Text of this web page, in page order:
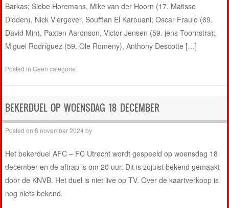
Barkas; Siebe Horemans, Mike van der Hoorn (17. Matisse
Didden), Nick Viergever, Souffian El Karouani; Oscar Fraulo (69.
David Min), Paxten Aaronson, Victor Jensen (59. jens Toornstra);
Miguel Rodríguez (59. Ole Romeny), Anthony Descotte […]
Posted inGeen categorie
BEKERDUEL OP WOENSDAG 18 DECEMBER
Posted on8 november 2024 by
Het bekerduel AFC – FC Utrecht wordt gespeeld op woensdag 18
december en de aftrap is om 20 uur. Dit is zojuist bekend gemaakt
door de KNVB. Het duel is niet live op TV. Over de kaartverkoop is
nog niets bekend.